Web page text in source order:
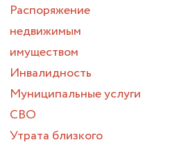
Распоряжение
недвижимым
имуществом
Инвалидность
Муниципальные услуги
СВО
Утрата близкого